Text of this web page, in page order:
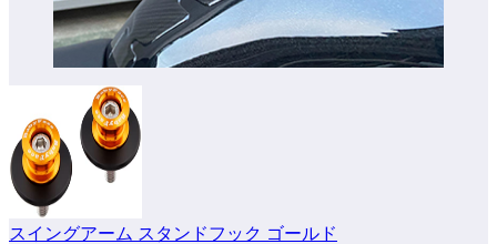
スイングアーム スタンドフック ゴールド